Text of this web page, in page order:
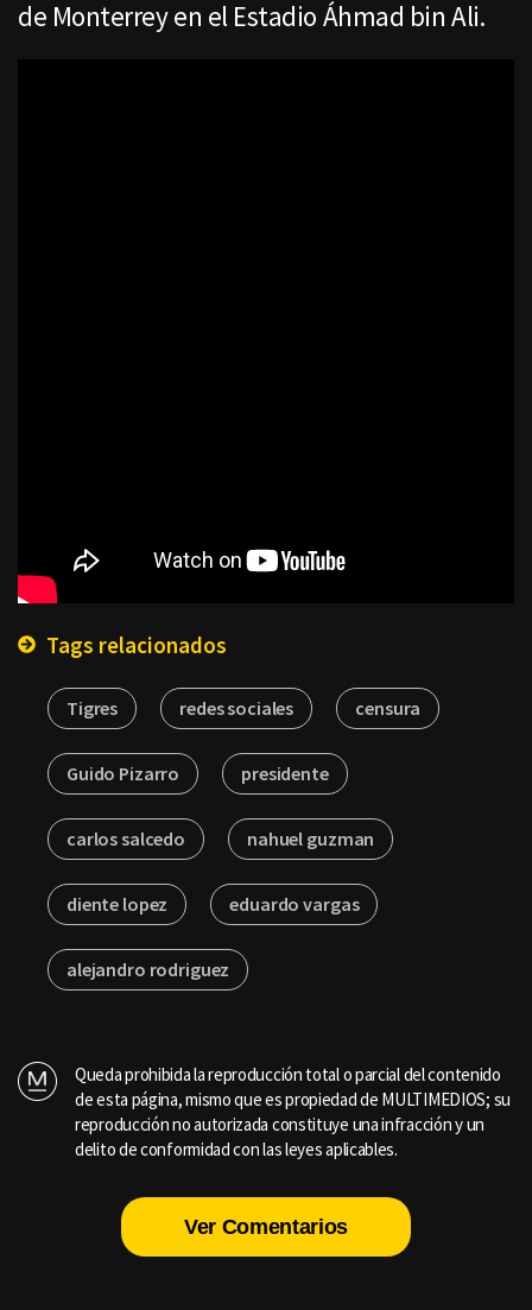
de Monterrey en el Estadio Áhmad bin Ali.
Tags relacionados
Tigres redes sociales censura
Guido Pizarro presidente
carlos salcedo nahuel guzman
diente lopez eduardo vargas
alejandro rodriguez
Queda prohibida la reproducción total o parcial del contenido
de esta página, mismo que es propiedad de MULTIMEDIOS; su
reproducción no autorizada constituye una infracción y un
delito de conformidad con las leyes aplicables.
Ver Comentarios